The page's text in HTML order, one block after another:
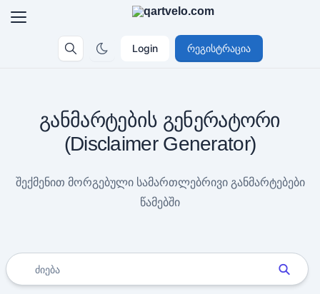
Login რეგისტრაცია
განმარტების გენერატორი
(Disclaimer Generator)
შექმენით მორგებული სამართლებრივი განმარტებები
წამებში